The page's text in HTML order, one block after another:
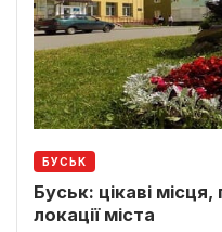
БУСЬК
Буськ: цікаві
локації міста